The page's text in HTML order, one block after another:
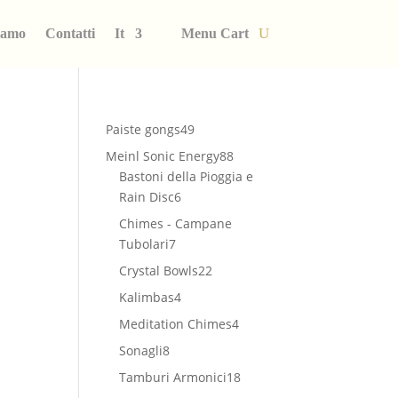
Contatti It Menu Cart
Paiste gongs4949
prodotti
Meinl Sonic Energy8888
prodotti
Bastoni della Pioggia e
Rain Disc66
prodotti
Chimes - Campane
Tubolari77
prodotti
Crystal Bowls22
Kalimbas44
prodotti
Meditation Chimes44
Sonagli88
prodotti
Tamburi Armonici1818